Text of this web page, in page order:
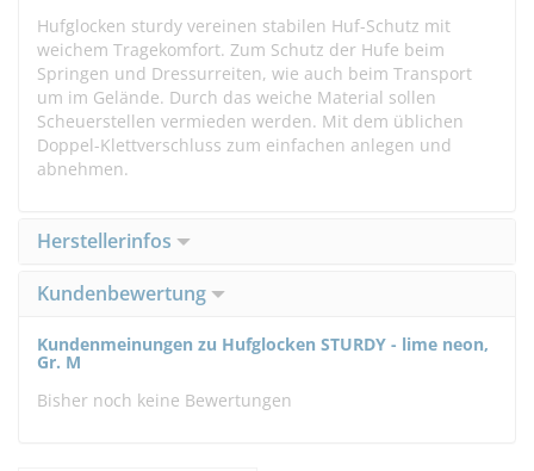
Hufglocken sturdy vereinen stabilen Huf-Schutz mit
weichem Tragekomfort. Zum Schutz der Hufe beim
Springen und Dressurreiten, wie auch beim Transport
um im Gelände. Durch das weiche Material sollen
Scheuerstellen vermieden werden. Mit dem üblichen
Doppel-Klettverschluss zum einfachen anlegen und
abnehmen.
Herstellerinfos
Kundenbewertung
Kundenmeinungen zu Hufglocken STURDY - lime neon,
Gr. M
Bisher noch keine Bewertungen